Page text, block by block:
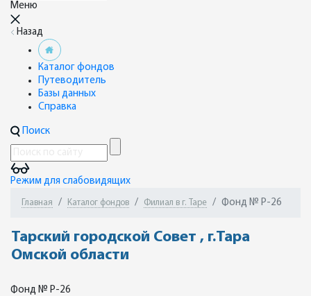
Меню
Назад
Каталог фондов
Путеводитель
Базы данных
Справка
Поиск
Режим для слабовидящих
Главная Каталог фондов Филиал в г. Таре Фонд № Р-26
Тарский городской Совет , г.Тара
Омской области
Фонд № Р-26